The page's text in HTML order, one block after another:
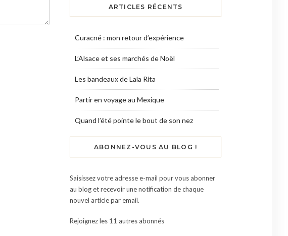
ARTICLES RÉCENTS
Curacné : mon retour d’expérience
L’Alsace et ses marchés de Noël
Les bandeaux de Lala Rita
Partir en voyage au Mexique
Quand l’été pointe le bout de son nez
ABONNEZ-VOUS AU BLOG !
Saisissez votre adresse e-mail pour vous abonner
au blog et recevoir une notification de chaque
nouvel article par email.
Rejoignez les 11 autres abonnés